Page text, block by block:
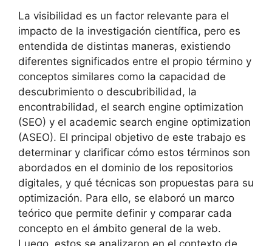
La visibilidad es un factor relevante para el
impacto de la investigación científica, pero es
entendida de distintas maneras, existiendo
diferentes significados entre el propio término y
conceptos similares como la capacidad de
descubrimiento o descubribilidad, la
encontrabilidad, el search engine optimization
(SEO) y el academic search engine optimization
(ASEO). El principal objetivo de este trabajo es
determinar y clarificar cómo estos términos son
abordados en el dominio de los repositorios
digitales, y qué técnicas son propuestas para su
optimización. Para ello, se elaboró un marco
teórico que permite definir y comparar cada
concepto en el ámbito general de la web.
Luego, estos se analizaron en el contexto de